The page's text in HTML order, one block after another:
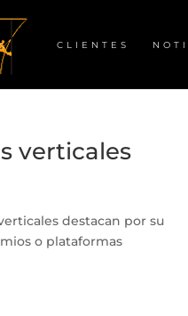
CLIENTES
verticales
destacan por su
o plataformas